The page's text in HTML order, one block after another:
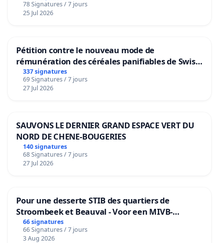
78 Signatures / 7 jours
25 Jul 2026
Pétition contre le nouveau mode de
rémunération des céréales panifiables de Swiss
granum basé sur la teneur en protéines
337 signatures
69 Signatures / 7 jours
27 Jul 2026
SAUVONS LE DERNIER GRAND ESPACE VERT DU
NORD DE CHENE-BOUGERIES
140 signatures
68 Signatures / 7 jours
27 Jul 2026
Pour une desserte STIB des quartiers de
Stroombeek et Beauval - Voor een MIVB-
bediening van de wijken Strombeek en Het
Voor
66 signatures
66 Signatures / 7 jours
3 Aug 2026